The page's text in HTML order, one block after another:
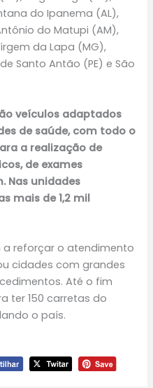
do Ipanema (AL),
do Matupi (AM),
da Lapa (MG),
Santo Antão (PE) e São
veículos adaptados
de saúde, com todo o
a realização de
de exames
Nas unidades
mais de 1,2 mil
a reforçar o atendimento
cidades com grandes
Até o fim
ter 150 carretas do
o país.